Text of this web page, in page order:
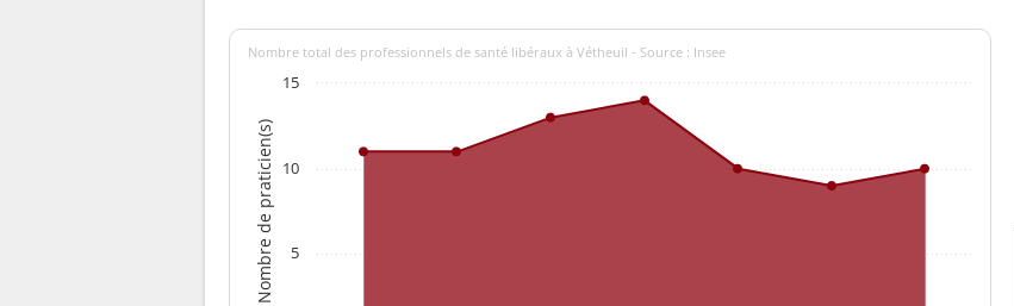
Nombre de praticien(s)
Nombre total des professionnels de santé libéraux à Vétheuil - Source : Insee
5
10
15